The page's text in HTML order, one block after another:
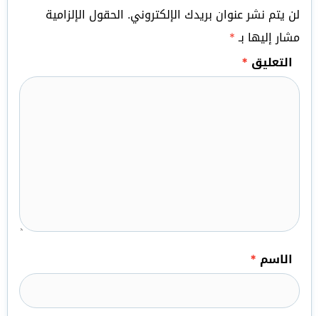
لن يتم نشر عنوان بريدك الإلكتروني. الحقول الإلزامية
مشار إليها بـ*
التعليق *
الاسم *